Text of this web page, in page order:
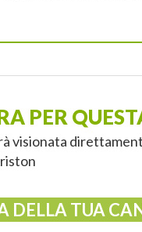
PER
visionata
DELLA TUA